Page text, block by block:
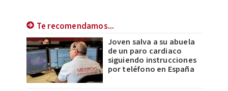
Te recomendamos...
Joven salva a su abuela
de un paro cardiaco
siguiendo instrucciones
por teléfono en España